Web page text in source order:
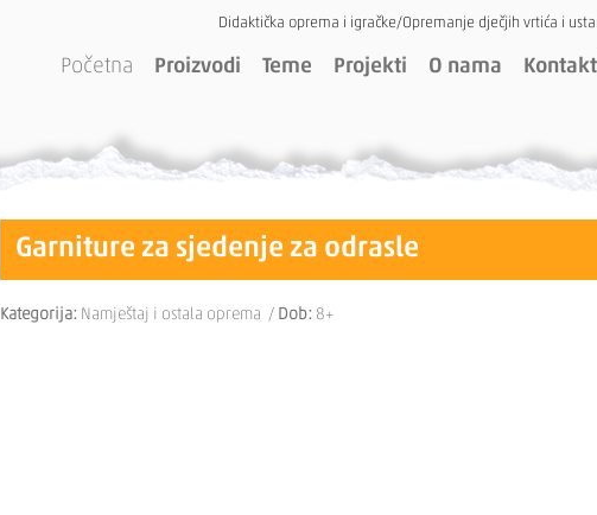
Didaktička oprema i igračke/Opremanje dječjih vrtića i
O nama
Projekti
Teme
Proizvodi
Početna
Garniture za sjedenje za odrasle
Kategorija: Namještaj i ostala oprema / Dob: 8+